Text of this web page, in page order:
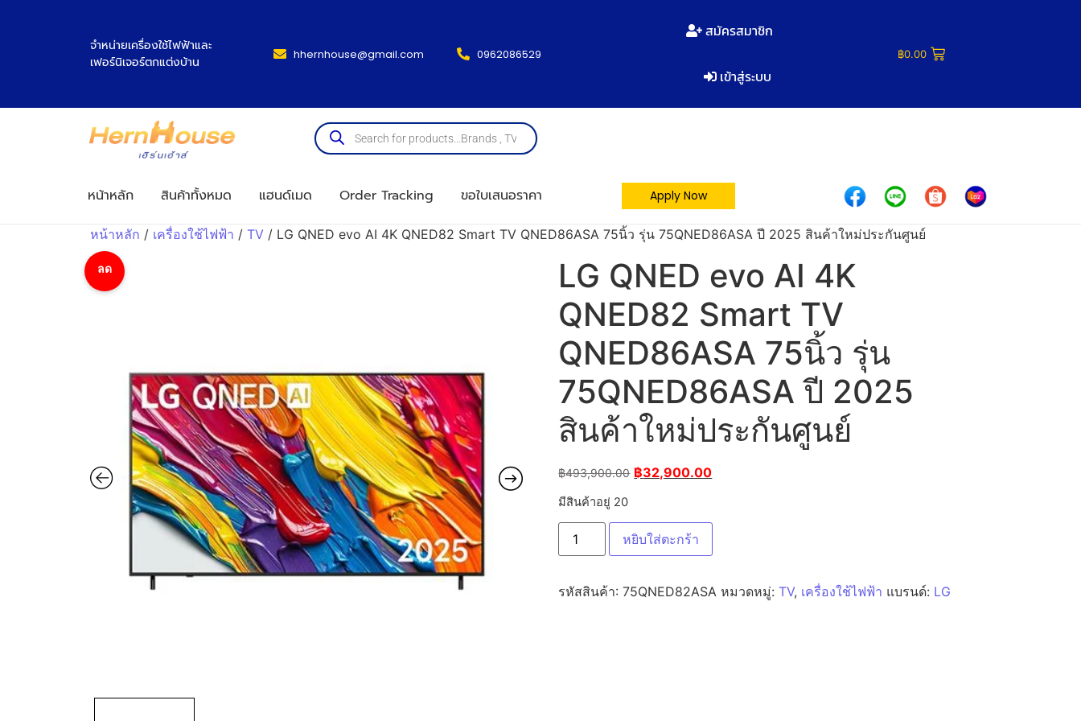
จำหน่ายเครื่องใช้ไฟฟ้าและ
เฟอร์นิเจอร์ตกแต่งบ้าน
hhernhouse@gmail.com 0962086529
สมัครสมาชิก
เข้าสู่ระบบ
฿0.00
หน้าหลัก สินค้าทั้งหมด แฮนด์เมด Order Tracking ขอใบเสนอราคา Apply Now
หน้าหลัก / เครื่องใช้ไฟฟ้า / TV / LG QNED evo AI 4K QNED82 Smart TV QNED86ASA 75นิ้ว รุ่น 75QNED86ASA ปี 2025 สินค้าใหม่ประกันศูนย์
ลด
LG QNED evo AI 4K
QNED82 Smart TV
QNED86ASA 75นิ้ว รุ่น
75QNED86ASA ปี 2025
สินค้าใหม่ประกันศูนย์
฿493,900.00 ฿32,900.00
มีสินค้าอยู่ 20
หยิบใส่ตะกร้า
รหัสสินค้า:75QNED82ASA หมวดหมู่:TV, เครื่องใช้ไฟฟ้า แบรนด์: LG